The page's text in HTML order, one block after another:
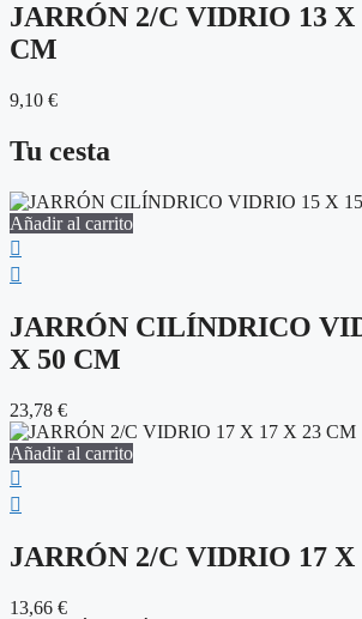
JARRÓN 2/C VIDRIO 13 X
CM
9,10 €
Tu cesta
Añadir al carrito
JARRÓN CILÍNDRICO
X 50 CM
23,78 €
Añadir al carrito
JARRÓN 2/C VIDRIO 17 X
13,66 €